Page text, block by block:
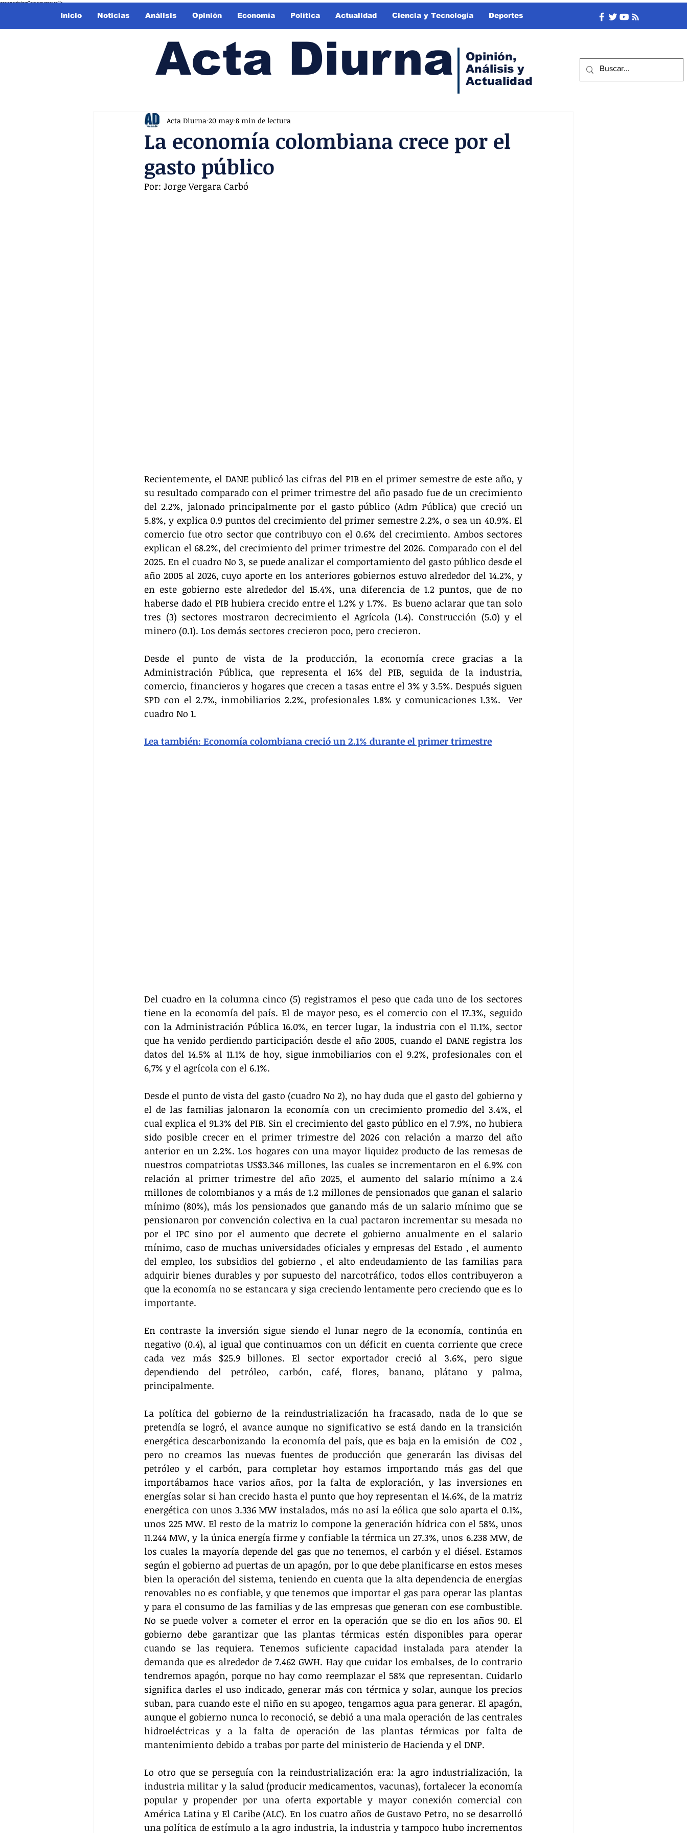
crossorigin="anonymous">
Inicio Noticias Análisis Opinión Economía Política Actualidad Ciencia y Tecnología Deportes
Acta Diurna
Opinión,
Análisis y
Actualidad
La economía colombiana crece por el
gasto público
Acta Diurna 20 may 8 min de lectura
Por: Jorge Vergara Carbó
Recientemente, el DANE publicó las cifras del PIB en el primer semestre de este año, y
su resultado comparado con el primer trimestre del año pasado fue de un crecimiento
del 2.2%, jalonado principalmente por el gasto público (Adm Pública) que creció un
5.8%, y explica 0.9 puntos del crecimiento del primer semestre 2.2%, o sea un 40.9%. El
comercio fue otro sector que contribuyo con el 0.6% del crecimiento. Ambos sectores
explican el 68.2%, del crecimiento del primer trimestre del 2026. Comparado con el del
2025. En el cuadro No 3, se puede analizar el comportamiento del gasto público desde el
año 2005 al 2026, cuyo aporte en los anteriores gobiernos estuvo alrededor del 14.2%, y
en este gobierno este alrededor del 15.4%, una diferencia de 1.2 puntos, que de no
haberse dado el PIB hubiera crecido entre el 1.2% y 1.7%.  Es bueno aclarar que tan solo
tres (3) sectores mostraron decrecimiento el Agrícola (1.4). Construcción (5.0) y el
minero (0.1). Los demás sectores crecieron poco, pero crecieron.
Desde el punto de vista de la producción, la economía crece gracias a la
Administración Pública, que representa el 16% del PIB, seguida de la industria,
comercio, financieros y hogares que crecen a tasas entre el 3% y 3.5%. Después siguen
SPD con el 2.7%, inmobiliarios 2.2%, profesionales 1.8% y comunicaciones 1.3%.  Ver
cuadro No 1.
Lea también: Economía colombiana creció un 2.1% durante el primer trimestre
Del cuadro en la columna cinco (5) registramos el peso que cada uno de los sectores
tiene en la economía del país. El de mayor peso, es el comercio con el 17.3%, seguido
con la Administración Pública 16.0%, en tercer lugar, la industria con el 11.1%, sector
que ha venido perdiendo participación desde el año 2005, cuando el DANE registra los
datos del 14.5% al 11.1% de hoy, sigue inmobiliarios con el 9.2%, profesionales con el
6,7% y el agrícola con el 6.1%.
Desde el punto de vista del gasto (cuadro No 2), no hay duda que el gasto del gobierno y
el de las familias jalonaron la economía con un crecimiento promedio del 3.4%, el
cual explica el 91.3% del PIB. Sin el crecimiento del gasto público en el 7.9%, no hubiera
sido posible crecer en el primer trimestre del 2026 con relación a marzo del año
anterior en un 2.2%. Los hogares con una mayor liquidez producto de las remesas de
nuestros compatriotas US$3.346 millones, las cuales se incrementaron en el 6.9% con
relación al primer trimestre del año 2025, el aumento del salario mínimo a 2.4
millones de colombianos y a más de 1.2 millones de pensionados que ganan el salario
mínimo (80%), más los pensionados que ganando más de un salario mínimo que se
pensionaron por convención colectiva en la cual pactaron incrementar su mesada no
por el IPC sino por el aumento que decrete el gobierno anualmente en el salario
mínimo, caso de muchas universidades oficiales y empresas del Estado , el aumento
del empleo, los subsidios del gobierno , el alto endeudamiento de las familias para
adquirir bienes durables y por supuesto del narcotráfico, todos ellos contribuyeron a
que la economía no se estancara y siga creciendo lentamente pero creciendo que es lo
importante.
En contraste la inversión sigue siendo el lunar negro de la economía, continúa en
negativo (0.4), al igual que continuamos con un déficit en cuenta corriente que crece
cada vez más $25.9 billones. El sector exportador creció al 3.6%, pero sigue
dependiendo del petróleo, carbón, café, flores, banano, plátano y palma,
principalmente.
La política del gobierno de la reindustrialización ha fracasado, nada de lo que se
pretendía se logró, el avance aunque no significativo se está dando en la transición
energética descarbonizando  la economía del país, que es baja en la emisión  de  CO2 ,
pero no creamos las nuevas fuentes de producción que generarán las divisas del
petróleo y el carbón, para completar hoy estamos importando más gas del que
importábamos hace varios años, por la falta de exploración, y las inversiones en
energías solar si han crecido hasta el punto que hoy representan el 14.6%, de la matriz
energética con unos 3.336 MW instalados, más no así la eólica que solo aparta el 0.1%,
unos 225 MW. El resto de la matriz lo compone la generación hídrica con el 58%, unos
11.244 MW, y la única energía firme y confiable la térmica un 27.3%, unos 6.238 MW, de
los cuales la mayoría depende del gas que no tenemos, el carbón y el diésel. Estamos
según el gobierno ad puertas de un apagón, por lo que debe planificarse en estos meses
bien la operación del sistema, teniendo en cuenta que la alta dependencia de energías
renovables no es confiable, y que tenemos que importar el gas para operar las plantas
y para el consumo de las familias y de las empresas que generan con ese combustible.
No se puede volver a cometer el error en la operación que se dio en los años 90. El
gobierno debe garantizar que las plantas térmicas estén disponibles para operar
cuando se las requiera. Tenemos suficiente capacidad instalada para atender la
demanda que es alrededor de 7.462 GWH. Hay que cuidar los embalses, de lo contrario
tendremos apagón, porque no hay como reemplazar el 58% que representan. Cuidarlo
significa darles el uso indicado, generar más con térmica y solar, aunque los precios
suban, para cuando este el niño en su apogeo, tengamos agua para generar. El apagón,
aunque el gobierno nunca lo reconoció, se debió a una mala operación de las centrales
hidroeléctricas y a la falta de operación de las plantas térmicas por falta de
mantenimiento debido a trabas por parte del ministerio de Hacienda y el DNP.
Lo otro que se perseguía con la reindustrialización era: la agro industrialización, la
industria militar y la salud (producir medicamentos, vacunas), fortalecer la economía
popular y propender por una oferta exportable y mayor conexión comercial con
América Latina y El Caribe (ALC). En los cuatro años de Gustavo Petro, no se desarrolló
una política de estímulo a la agro industria, la industria y tampoco hubo incrementos